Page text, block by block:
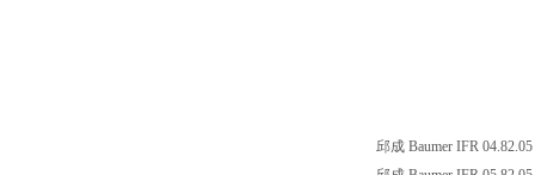
邱成 Baumer IFR 04.82.05